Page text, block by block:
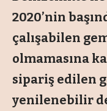
2020’nin
çalışabilen
olmamasına
sipariş edilen
yenilenebilir